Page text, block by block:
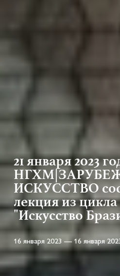
21 января 2023
ИСКУССТВО
лекция из цикла
"Искусство
16 января 2023 — 16 января